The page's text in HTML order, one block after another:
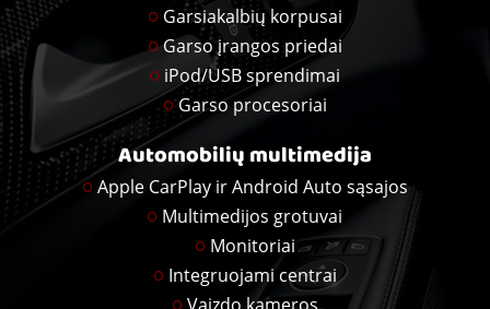
Garsiakalbių korpusai
Garso įrangos priedai
iPod/USB sprendimai
Garso procesoriai
Automobilių multimedija
Apple CarPlay ir Android Auto sąsajos
Multimedijos grotuvai
Monitoriai
Integruojami centrai